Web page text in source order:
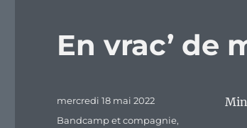
En vrac’ de
Publié
mercredi 18 mai 2022
Catégories
Bandcamp et compagnie,